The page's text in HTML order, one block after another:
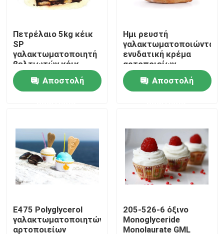
Βίντεο
VR παρουσιάστε
Σχετικά με εμάς
Ποιοτικός έλεγχος
Επικοινωνήστε μαζί μας
Ζητήστε ένα απόσπασμα
Πετρέλαιο 5kg κέικ
SP
γαλακτωματοποιητή
βελτιωτών κέικ
αρτοποιείων ή
πλούσια ευώδης
γεύση 20kg ανά
Αποστολή
Ημι ρευστή
γαλακτωματοποιώντας
ενυδατική κρέμα
αρτοποιείων
γαλακτωματοποιητών
ψωμιού μορφής
Αποστολή
E475 Polyglycerol
γαλακτωματοποιητών
αρτοποιείων
205-526-6 όξινο
Monoglyceride
Monolaurate GML